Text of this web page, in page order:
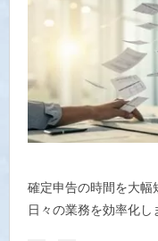
確定申告の時間を大幅
日々の業務を効率化し